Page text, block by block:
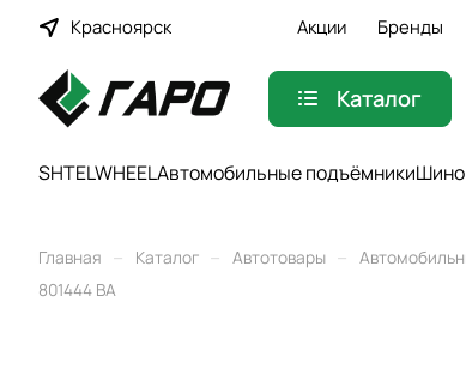
Красноярск Акции Бренды
Каталог
SHTELWHEELАвтомобильные подъёмники
Главная – Каталог – Автотовары –
801444 BA